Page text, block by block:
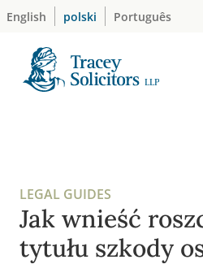
Skip
content
English polski Português
LEGAL GUIDES
Jak wnieść
tytułu szkody